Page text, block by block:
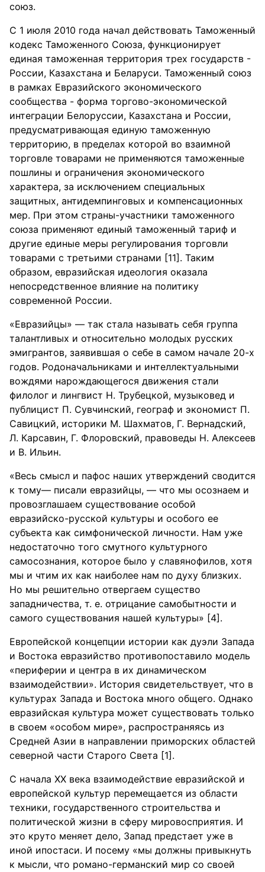
союз.
С 1 июля 2010 года начал действовать Таможенный
кодекс Таможенного Союза, функционирует
единая таможенная территория трех государств -
России, Казахстана и Беларуси. Таможенный союз
в рамках Евразийского экономического
сообщества - форма торгово-экономической
интеграции Белоруссии, Казахстана и России,
предусматривающая единую таможенную
территорию, в пределах которой во взаимной
торговле товарами не применяются таможенные
пошлины и ограничения экономического
характера, за исключением специальных
защитных, антидемпинговых и компенсационных
мер. При этом страны-участники таможенного
союза применяют единый таможенный тариф и
другие единые меры регулирования торговли
товарами с третьими странами [11]. Таким
образом, евразийская идеология оказала
непосредственное влияние на политику
современной России.
«Евразийцы» — так стала называть себя группа
талантливых и относительно молодых русских
эмигрантов, заявившая о себе в самом начале 20-х
годов. Родоначальниками и интеллектуальными
вождями нарождающегося движения стали
филолог и лингвист Н. Трубецкой, музыковед и
публицист П. Сувчинский, географ и экономист П.
Савицкий, историки М. Шахматов, Г. Вернадский,
Л. Карсавин, Г. Флоровский, правоведы Н. Алексеев
и В. Ильин.
«Весь смысл и пафос наших утверждений сводится
к тому— писали евразийцы, — что мы осознаем и
провозглашаем существование особой
евразийско-русской культуры и особого ее
субъекта как симфонической личности. Нам уже
недостаточно того смутного культурного
самосознания, которое было у славянофилов, хотя
мы и чтим их как наиболее нам по духу близких.
Но мы решительно отвергаем существо
западничества, т. е. отрицание самобытности и
самого существования нашей культуры» [4].
Европейской концепции истории как дуэли Запада
и Востока евразийство противопоставило модель
«периферии и центра в их динамическом
взаимодействии». История свидетельствует, что в
культурах Запада и Востока много общего. Однако
евразийская культура может существовать только
в своем «особом мире», распространяясь из
Средней Азии в направлении приморских областей
северной части Старого Света [1].
С начала XX века взаимодействие евразийской и
европейской культур перемещается из области
техники, государственного строительства и
политической жизни в сферу мировосприятия. И
это круто меняет дело, Запад предстает уже в
иной ипостаси. И посему «мы должны привыкнуть
к мысли, что романо-германский мир со своей